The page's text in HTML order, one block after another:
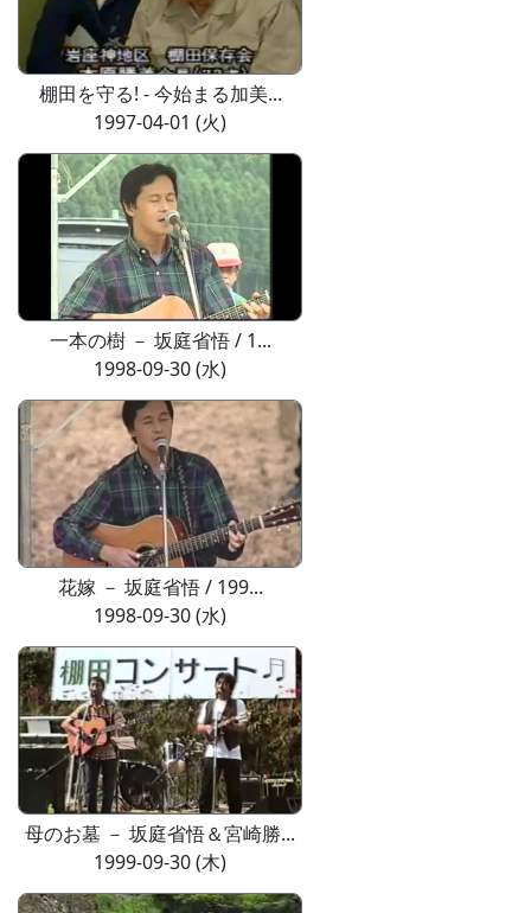
棚田を守る! - 今始まる加美...
1997-04-01 (火)
一本の樹 － 坂庭省悟 / 1...
1998-09-30 (水)
花嫁 － 坂庭省悟 / 199...
1998-09-30 (水)
母のお墓 － 坂庭省悟＆宮崎勝...
1999-09-30 (木)